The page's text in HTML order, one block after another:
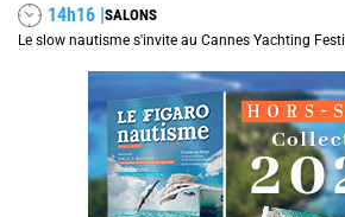
14h16 |SALONS